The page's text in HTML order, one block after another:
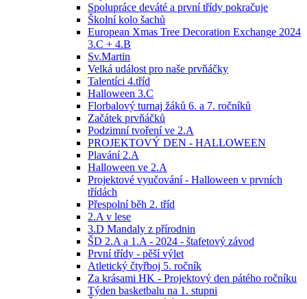
Spolupráce deváté a první třídy pokračuje
Školní kolo šachů
European Xmas Tree Decoration Exchange 2024
3.C + 4.B
Sv.Martin
Velká událost pro naše prvňáčky
Talentíci 4.tříd
Halloween 3.C
Florbalový turnaj žáků 6. a 7. ročníků
Začátek prvňáčků
Podzimní tvoření ve 2.A
PROJEKTOVÝ DEN - HALLOWEEN
Plavání 2.A
Halloween ve 2.A
Projektové vyučování - Halloween v prvních
třídách
Přespolní běh 2. tříd
2.A v lese
3.D Mandaly z přírodnin
ŠD 2.A a 1.A - 2024 - štafetový závod
První třídy - pěší výlet
Atletický čtyřboj 5. ročník
Za krásami HK - Projektový den pátého ročníku
Týden basketbalu na 1. stupni